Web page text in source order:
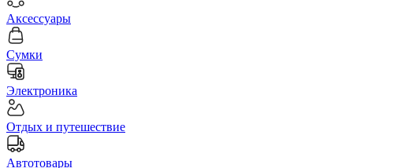
Аксессуары
Сумки
Электроника
Отдых и путешествие
Автотовары